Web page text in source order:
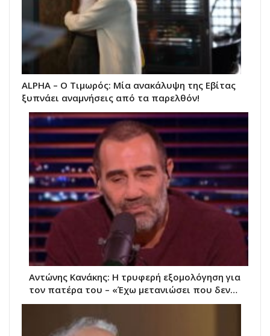
ALPHA – Ο Τιμωρός: Μία ανακάλυψη της Εβίτας
ξυπνάει αναμνήσεις από τα παρελθόν!
Αντώνης Κανάκης: Η τρυφερή εξομολόγηση για
τον πατέρα του – «Έχω μετανιώσει που δεν…